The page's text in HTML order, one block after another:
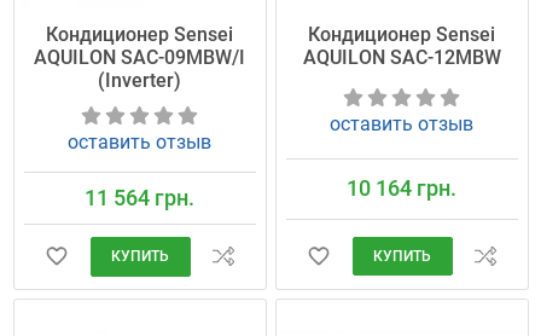
Кондиционер Sensei
AQUILON SAC-09MBW/I
(Inverter)
оставить отзыв
11 564 грн.
КУПИТЬ
Кондиционер Sensei
AQUILON SAC-12MBW
оставить отзыв
10 164 грн.
КУПИТЬ